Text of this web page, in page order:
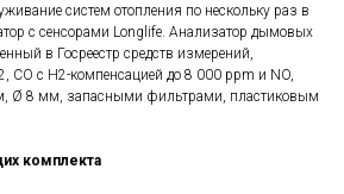
систем отопления по нескольку раз в
с сенсорами Longlife. Анализатор дымовых
в Госреестр средств измерений,
CO с H2-компенсацией до 8 000 ppm и NO,
Ø 8 мм, запасными фильтрами, пластиковым
комплекта